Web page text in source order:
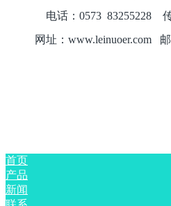
电话：0573 83255228
网址：www.leinuoer.com
首页
产品
新闻